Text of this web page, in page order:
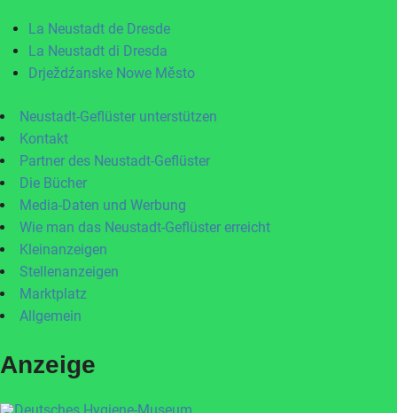
La Neustadt de Dresde
La Neustadt di Dresda
Drježdźanske Nowe Město
Neustadt-Geflüster unterstützen
Kontakt
Partner des Neustadt-Geflüster
Die Bücher
Media-Daten und Werbung
Wie man das Neustadt-Geflüster erreicht
Kleinanzeigen
Stellenanzeigen
Marktplatz
Allgemein
Anzeige